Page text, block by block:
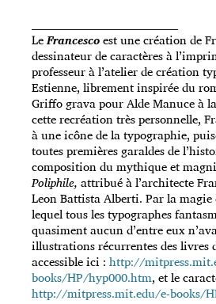
_____________________________________
LeFrancescoest une création de
dessinateur de caractères à
professeur à l’atelier de création
Estienne, librement inspirée du
Griffo grava pour Alde Manuce à
cette recréation très personnelle,
à une icône de la typographie,
toutes premières garaldes de
composition du mythique et
Poliphile, attribué à l’architecte
Leon Battista Alberti. Par la
lequel tous les typographes
quasiment aucun d’entre eux
illustrations récurrentes des livres
accessible ici : http://
books/HP/hyp000.htm, et le
http://mitpress.mit.edu/e-books/